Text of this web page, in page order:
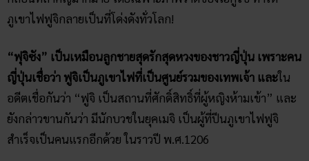
ภูเขาไฟฟูจิกลายเป็นที่โด่งดังทั่วโลก!
“ฟุจิซัง” เป็นเหมือนลูกชายสุดรักสุดหวงของชาวญี่ปุ่น เพราะคน
ญี่ปุ่นเชื่อว่า ฟูจิเป็นภูเขาไฟที่เป็นศูนย์รวมของเทพเจ้า และใน
อดีตเชื่อกันว่า “ฟูจิ เป็นสถานที่ศักดิ์สิทธิ์ที่ผู้หญิงห้ามเข้า” และ
ยังกล่าวขานกันว่า มีนักบวชในยุคเมจิ เป็นผู้ที่ปีนภูเขาไฟฟูจิ
สำเร็จเป็นคนแรกอีกด้วย ในราวปี พ.ศ.1206